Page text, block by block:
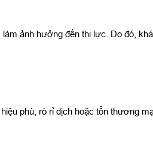
ảnh hưởng đến thị lực. Do đó,
phù, rò rỉ dịch hoặc tổn thương